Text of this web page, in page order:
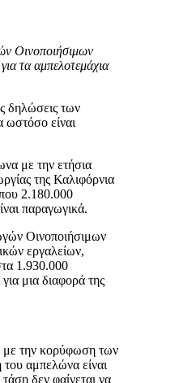
Οινοποιήσιμων
τα αμπελοτεμάχια
δηλώσεις των
ωστόσο είναι
με την ετήσια
της Καλιφόρνια
2.180.000
παραγωγικά.
Οινοποιήσιμων
εργαλείων,
1.930.000
μια διαφορά της
με την κορύφωση των
αμπελώνα είναι
δεν φαίνεται να